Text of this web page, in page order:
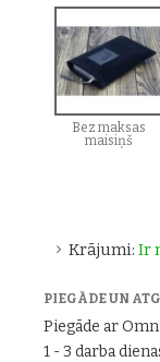
Krājumi: Ir
Bez maksas
maisiņš
PIEGĀDE UN
Piegāde ar
1 - 3 darba